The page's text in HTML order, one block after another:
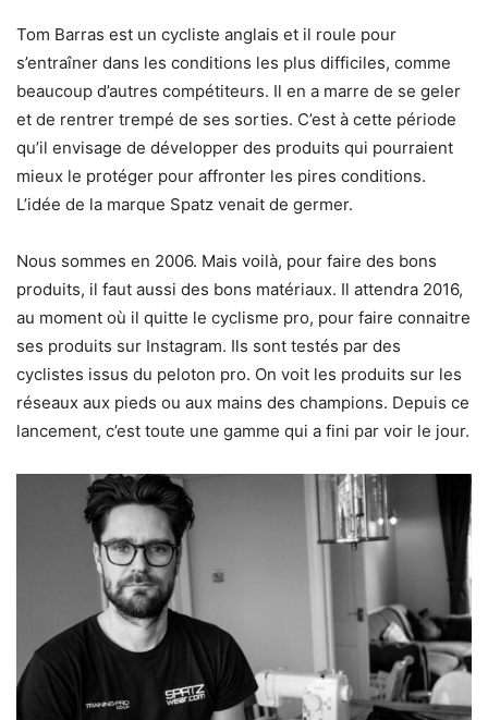
Tom Barras est un cycliste anglais et il roule pour
s’entraîner dans les conditions les plus difficiles, comme
beaucoup d’autres compétiteurs. Il en a marre de se geler
et de rentrer trempé de ses sorties. C’est à cette période
qu’il envisage de développer des produits qui pourraient
mieux le protéger pour affronter les pires conditions.
L’idée de la marque Spatz venait de germer.
Nous sommes en 2006. Mais voilà, pour faire des bons
produits, il faut aussi des bons matériaux. Il attendra 2016,
au moment où il quitte le cyclisme pro, pour faire connaitre
ses produits sur Instagram. Ils sont testés par des
cyclistes issus du peloton pro. On voit les produits sur les
réseaux aux pieds ou aux mains des champions. Depuis ce
lancement, c’est toute une gamme qui a fini par voir le jour.